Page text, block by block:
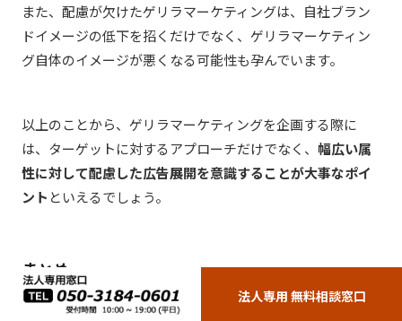
また、配慮が欠けたゲリラマーケティングは、自社ブラン
ドイメージの低下を招くだけでなく、ゲリラマーケティン
グ自体のイメージが悪くなる可能性も孕んでいます。
以上のことから、ゲリラマーケティングを企画する際に
は、ターゲットに対するアプローチだけでなく、 幅広い属
性に対して配慮した広告展開を意識することが大事なポイ
ント といえるでしょう。
まとめ
法人専用 無料相談窓口